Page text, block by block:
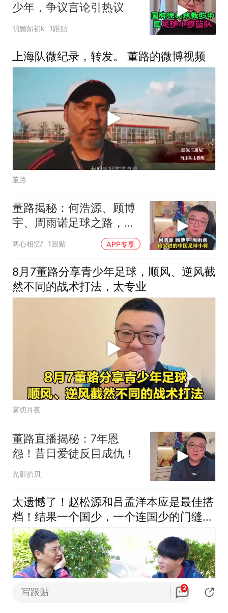
少年，争议言论引热议
明媚如初k 1跟贴
上海队微纪录，转发。 董路的微博视频
董路
董路揭秘：何浩源、顾博
宇、周雨诺足球之路，揭
秘掐尖进真相
两心相忆f 1跟贴 APP专享
8月7董路分享青少年足球，顺风、逆风截
然不同的战术打法，太专业
雾切月夜
董路直播揭秘：7年恩
怨！昔日爱徒反目成仇！
光影拾贝
太遗憾了！赵松源和吕孟洋本应是最佳搭
档！结果一个国少，一个连国少的门缝都
进不去
写跟贴 2